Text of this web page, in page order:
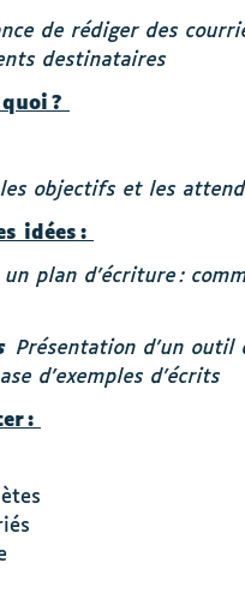
de rédiger des
destinataires
?
objectifs et les
idées :
plan d’écriture :
Présentation d’un outil
d’exemples d’écrits
: